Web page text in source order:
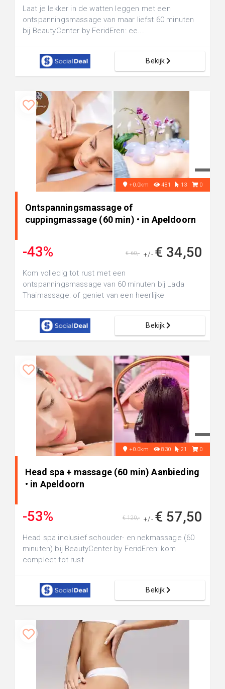
Laat je lekker in de watten leggen met een
ontspanningsmassage van maar liefst 60 minuten
bij BeautyCenter by FeridEren: ee...
Bekijk
+0.0km 481 13 0
Ontspanningsmassage of
cuppingmassage (60 min) • in Apeldoorn
-43% +/- € 34,50
€ 60,-
Kom volledig tot rust met een
ontspanningsmassage van 60 minuten bij Lada
Thaimassage: of geniet van een heerlijke
Bekijk
+0.0km 830 21 0
Head spa + massage (60 min) Aanbieding
• in Apeldoorn
-53% +/- € 57,50
€ 120,-
Head spa inclusief schouder- en nekmassage (60
minuten) bij BeautyCenter by FeridEren: kom
compleet tot rust
Bekijk